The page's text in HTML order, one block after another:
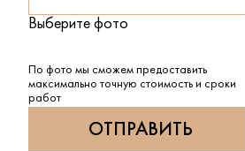
Выберите фото
По фото мы сможем предоставить
максимально точную стоимость и сроки
работ